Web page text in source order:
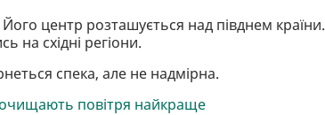
центр розташується над півднем країни.
на східні регіони.
спека, але не надмірна.
очищають повітря найкраще